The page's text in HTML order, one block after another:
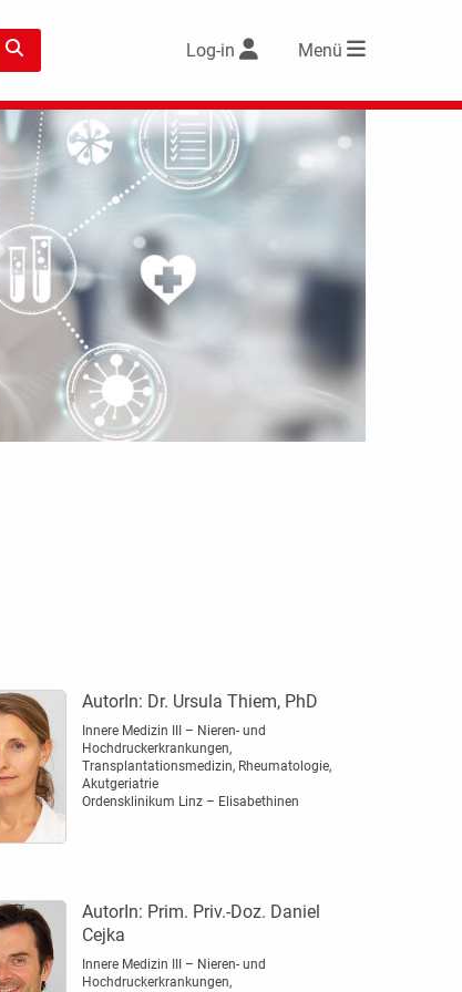
Log-in Menü
AutorIn: Dr. Ursula Thiem, PhD
Innere Medizin III – Nieren- und
Hochdruckerkrankungen,
Transplantationsmedizin, Rheumatologie,
Akutgeriatrie
Ordensklinikum Linz – Elisabethinen
AutorIn: Prim. Priv.-Doz. Daniel
Cejka
Innere Medizin III – Nieren- und
Hochdruckerkrankungen,